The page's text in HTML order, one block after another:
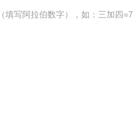
填写阿拉伯数字），如：三加四=7